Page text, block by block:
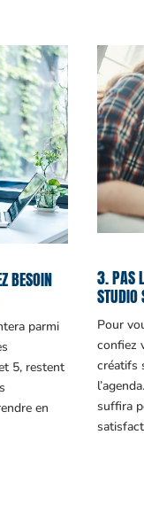
BESOIN
parmi
5, restent
en
3. PAS
STUDIO
Pour
confiez
créatifs
suffira